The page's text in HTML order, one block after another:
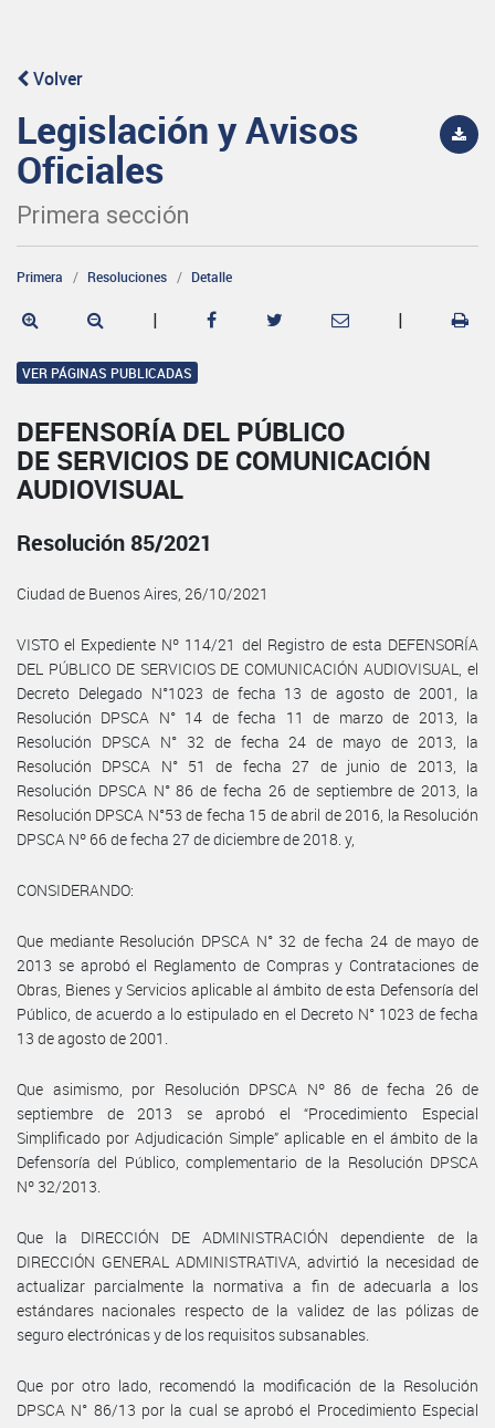
Volver
Legislación y Avisos
Oficiales
Primera sección
Primera Resoluciones Detalle
| |
VER PÁGINAS PUBLICADAS
DEFENSORÍA DEL PÚBLICO
DE SERVICIOS DE COMUNICACIÓN
AUDIOVISUAL
Resolución 85/2021
Ciudad de Buenos Aires, 26/10/2021
VISTO el Expediente Nº 114/21 del Registro de esta DEFENSORÍA
DEL PÚBLICO DE SERVICIOS DE COMUNICACIÓN AUDIOVISUAL, el
Decreto Delegado N°1023 de fecha 13 de agosto de 2001, la
Resolución DPSCA N° 14 de fecha 11 de marzo de 2013, la
Resolución DPSCA N° 32 de fecha 24 de mayo de 2013, la
Resolución DPSCA N° 51 de fecha 27 de junio de 2013, la
Resolución DPSCA N° 86 de fecha 26 de septiembre de 2013, la
Resolución DPSCA N°53 de fecha 15 de abril de 2016, la Resolución
DPSCA Nº 66 de fecha 27 de diciembre de 2018. y,
CONSIDERANDO:
Que mediante Resolución DPSCA N° 32 de fecha 24 de mayo de
2013 se aprobó el Reglamento de Compras y Contrataciones de
Obras, Bienes y Servicios aplicable al ámbito de esta Defensoría del
Público, de acuerdo a lo estipulado en el Decreto N° 1023 de fecha
13 de agosto de 2001.
Que asimismo, por Resolución DPSCA Nº 86 de fecha 26 de
septiembre de 2013 se aprobó el “Procedimiento Especial
Simplificado por Adjudicación Simple” aplicable en el ámbito de la
Defensoría del Público, complementario de la Resolución DPSCA
Nº 32/2013.
Que la DIRECCIÓN DE ADMINISTRACIÓN dependiente de la
DIRECCIÓN GENERAL ADMINISTRATIVA, advirtió la necesidad de
actualizar parcialmente la normativa a fin de adecuarla a los
estándares nacionales respecto de la validez de las pólizas de
seguro electrónicas y de los requisitos subsanables.
Que por otro lado, recomendó la modificación de la Resolución
DPSCA N° 86/13 por la cual se aprobó el Procedimiento Especial